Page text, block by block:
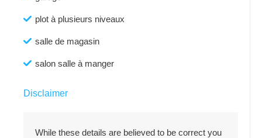
plot à plusieurs niveaux
salle de magasin
salon salle à manger
Disclaimer
While these details are believed to be correct you